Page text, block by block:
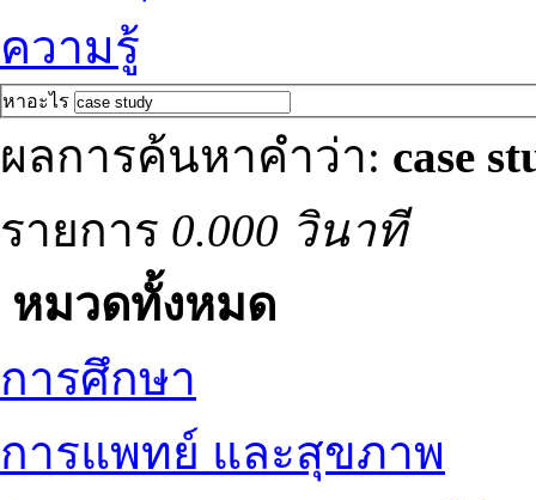
ความรู้
หาอะไร
ผลการค้นหาคำว่า: case
รายการ 0.000 วินาที
หมวดทั้งหมด
การศึกษา
การแพทย์ และสุขภาพ